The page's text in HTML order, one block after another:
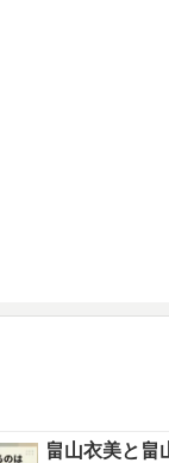
畠山衣美と畠